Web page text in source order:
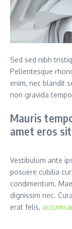
Sed sed nibh
Pellentesque
enim, nec blandit
non gravida
Mauris
amet eros
Vestibulum ante
posuere cubilia
condimentum.
dignissim nec.
erat felis,